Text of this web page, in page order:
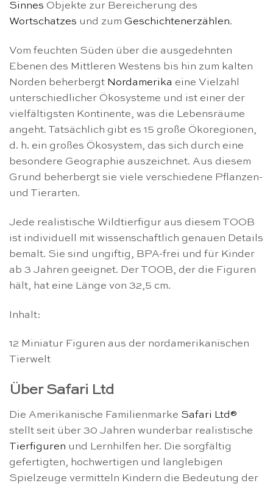
Sinnes Objekte zur Bereicherung des
Wortschatzes und zum Geschichtenerzählen.
Vom feuchten Süden über die ausgedehnten
Ebenen des Mittleren Westens bis hin zum kalten
Norden beherbergt Nordamerika eine Vielzahl
unterschiedlicher Ökosysteme und ist einer der
vielfältigsten Kontinente, was die Lebensräume
angeht. Tatsächlich gibt es 15 große Ökoregionen,
d. h. ein großes Ökosystem, das sich durch eine
besondere Geographie auszeichnet. Aus diesem
Grund beherbergt sie viele verschiedene Pflanzen-
und Tierarten.
Jede realistische Wildtierfigur aus diesem TOOB
ist individuell mit wissenschaftlich genauen Details
bemalt. Sie sind ungiftig, BPA-frei und für Kinder
ab 3 Jahren geeignet. Der TOOB, der die Figuren
hält, hat eine Länge von 32,5 cm.
Inhalt:
12 Miniatur Figuren aus der nordamerikanischen
Tierwelt
Über Safari Ltd
Die Amerikanische Familienmarke Safari Ltd®
stellt seit über 30 Jahren wunderbar realistische
Tierfiguren und Lernhilfen her. Die sorgfältig
gefertigten, hochwertigen und langlebigen
Spielzeuge vermitteln Kindern die Bedeutung der